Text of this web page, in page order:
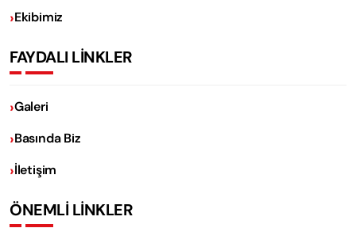
Ekibimiz
FAYDALI LİNKLER
Galeri
Basında Biz
İletişim
ÖNEMLİ LİNKLER